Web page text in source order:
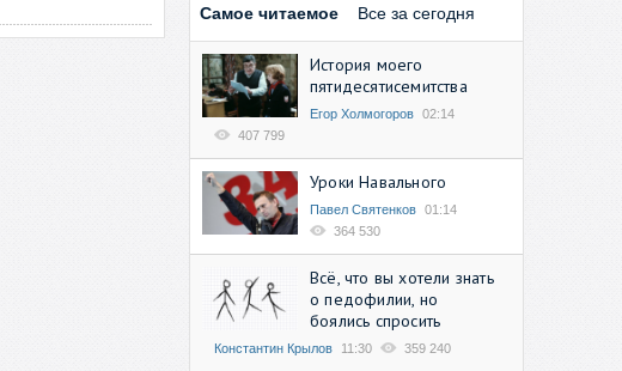
Самое читаемое Все за сегодня
История моего
пятидесятисемитства
Егор Холмогоров 02:14
407 799
Уроки Навального
Павел Святенков 01:14
364 530
Всё, что вы хотели знать
о педофилии, но
боялись спросить
Константин Крылов 11:30 359 240